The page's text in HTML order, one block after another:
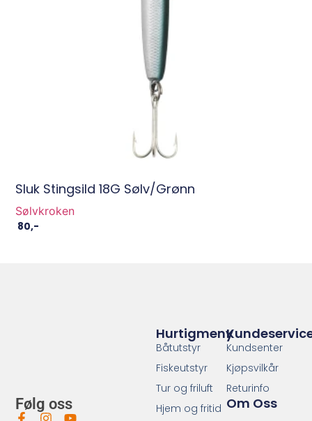
Sluk Stingsild 18G Sølv/Grønn
Sølvkroken
80,-
Følg oss
Kundsenter
Kjøpsvilkår
Returinfo
Om Oss
Hurtigmeny
Båtutstyr
Fiskeutstyr
Tur og friluft
Hjem og fritid